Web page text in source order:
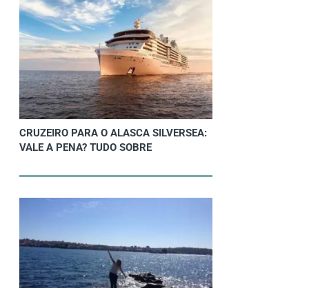
CRUZEIRO PARA O ALASCA SILVERSEA:
VALE A PENA? TUDO SOBRE